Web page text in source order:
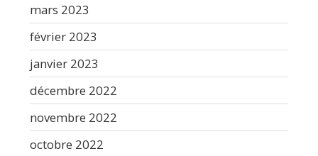
mars 2023
février 2023
janvier 2023
décembre 2022
novembre 2022
octobre 2022